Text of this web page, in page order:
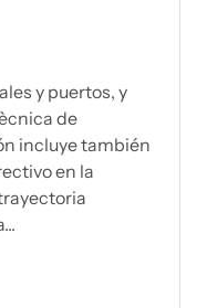
y puertos, y
de
incluye también
en la